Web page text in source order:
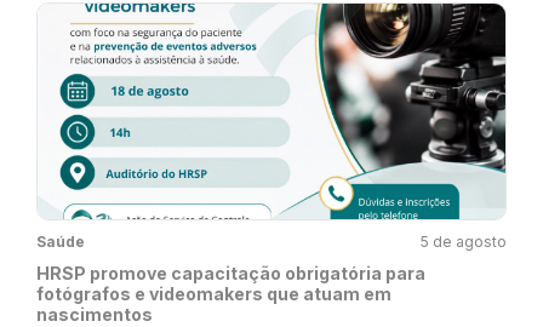
Saúde 5 de agosto
HRSP promove capacitação obrigatória para
fotógrafos e videomakers que atuam em
nascimentos